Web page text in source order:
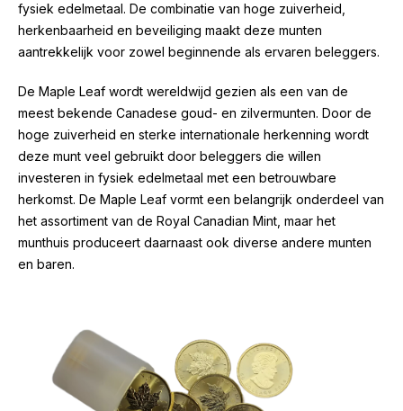
fysiek edelmetaal. De combinatie van hoge zuiverheid,
herkenbaarheid en beveiliging maakt deze munten
aantrekkelijk voor zowel beginnende als ervaren beleggers.
De Maple Leaf wordt wereldwijd gezien als een van de
meest bekende Canadese goud- en zilvermunten. Door de
hoge zuiverheid en sterke internationale herkenning wordt
deze munt veel gebruikt door beleggers die willen
investeren in fysiek edelmetaal met een betrouwbare
herkomst. De Maple Leaf vormt een belangrijk onderdeel van
het assortiment van de Royal Canadian Mint, maar het
munthuis produceert daarnaast ook diverse andere munten
en baren.